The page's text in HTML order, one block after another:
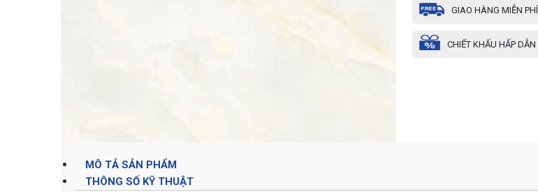
GIAO HÀNG MIỄN PHÍ
CHIẾT KHẤU HẤP DẪN
MÔ TẢ SẢN PHẨM
THÔNG SỐ KỸ THUẬT